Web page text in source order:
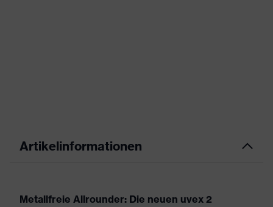
Artikelinformationen
Metallfreie Allrounder: Die neuen uvex 2